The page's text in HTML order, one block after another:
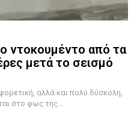
ντοκουμέντο από τα
μετά το σεισμό
αλλά και πολύ δύσκολη,
στο φως της...